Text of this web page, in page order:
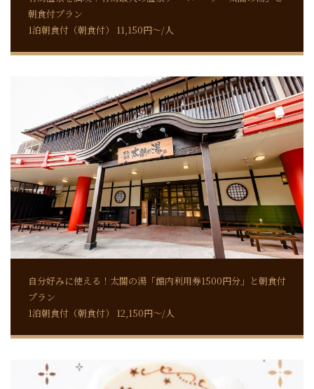
朝食付プラン
1泊朝食付（朝食付） 11,150円～/人
自分好みに使える！太閤の湯「館内利用券1500円分」と朝食付
プラン
1泊朝食付（朝食付） 12,150円～/人